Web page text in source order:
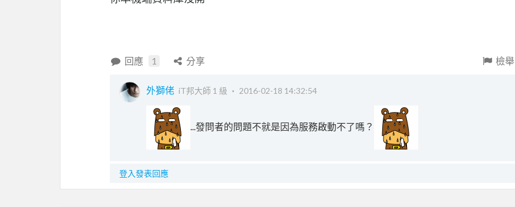
回應 1 分享 檢舉
外獅佬 iT邦大師 1 級 ‧ 2016-02-18 14:32:54
...發問者的問題不就是因為服務啟動不了嗎？
登入發表回應